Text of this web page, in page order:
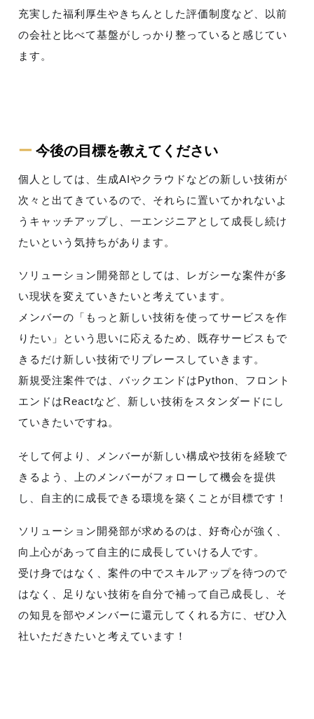
充実した福利厚生やきちんとした評価制度など、以前
の会社と比べて基盤がしっかり整っていると感じてい
ます。
ー今後の目標を教えてください
個人としては、生成AIやクラウドなどの新しい技術が
次々と出てきているので、それらに置いてかれないよ
うキャッチアップし、一エンジニアとして成長し続け
たいという気持ちがあります。
ソリューション開発部としては、レガシーな案件が多
い現状を変えていきたいと考えています。
メンバーの「もっと新しい技術を使ってサービスを作
りたい」という思いに応えるため、既存サービスもで
きるだけ新しい技術でリプレースしていきます。
新規受注案件では、バックエンドはPython、フロント
エンドはReactなど、新しい技術をスタンダードにし
ていきたいですね。
そして何より、メンバーが新しい構成や技術を経験で
きるよう、上のメンバーがフォローして機会を提供
し、自主的に成長できる環境を築くことが目標です！
ソリューション開発部が求めるのは、好奇心が強く、
向上心があって自主的に成長していける人です。
受け身ではなく、案件の中でスキルアップを待つので
はなく、足りない技術を自分で補って自己成長し、そ
の知見を部やメンバーに還元してくれる方に、ぜひ入
社いただきたいと考えています！